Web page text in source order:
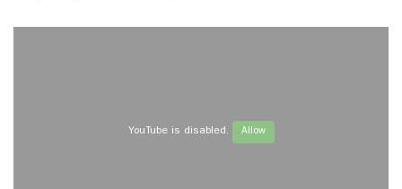
YouTube is disabled. Allow